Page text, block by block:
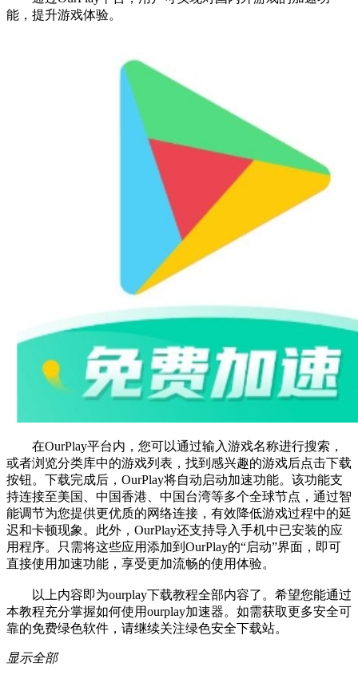
能，提升游戏体验。
在OurPlay平台内，您可以通过输入游戏名称进行搜索，
或者浏览分类库中的游戏列表，找到感兴趣的游戏后点击下载
按钮。下载完成后，OurPlay将自动启动加速功能。该功能支
持连接至美国、中国香港、中国台湾等多个全球节点，通过智
能调节为您提供更优质的网络连接，有效降低游戏过程中的延
迟和卡顿现象。此外，OurPlay还支持导入手机中已安装的应
用程序。只需将这些应用添加到OurPlay的“启动”界面，即可
直接使用加速功能，享受更加流畅的使用体验。
以上内容即为ourplay下载教程全部内容了。希望您能通过
本教程充分掌握如何使用ourplay加速器。如需获取更多安全可
靠的免费绿色软件，请继续关注绿色安全下载站。
显示全部